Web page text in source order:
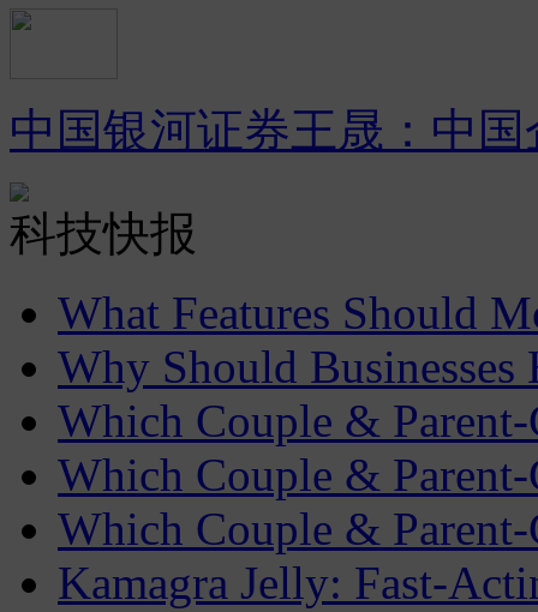
中国银河证券王晟：中
科技快报
What Features Should
Why Should Businesses
Which Couple &
Which Couple &
Which Couple &
Kamagra Jelly: Fast-